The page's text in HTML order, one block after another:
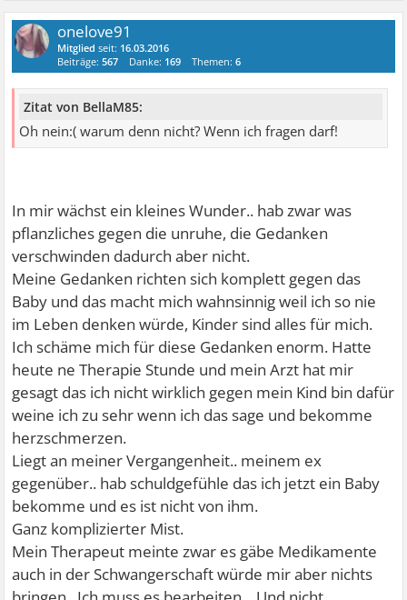
onelove91
Mitglied seit: 16.03.2016
Beiträge:567 Danke: 169 Themen:6
Zitat von BellaM85:
Oh nein:( warum denn nicht? Wenn ich fragen darf!
In mir wächst ein kleines Wunder.. hab zwar was
pflanzliches gegen die unruhe, die Gedanken
verschwinden dadurch aber nicht.
Meine Gedanken richten sich komplett gegen das
Baby und das macht mich wahnsinnig weil ich so nie
im Leben denken würde, Kinder sind alles für mich.
Ich schäme mich für diese Gedanken enorm. Hatte
heute ne Therapie Stunde und mein Arzt hat mir
gesagt das ich nicht wirklich gegen mein Kind bin dafür
weine ich zu sehr wenn ich das sage und bekomme
herzschmerzen.
Liegt an meiner Vergangenheit.. meinem ex
gegenüber.. hab schuldgefühle das ich jetzt ein Baby
bekomme und es ist nicht von ihm.
Ganz komplizierter Mist.
Mein Therapeut meinte zwar es gäbe Medikamente
auch in der Schwangerschaft würde mir aber nichts